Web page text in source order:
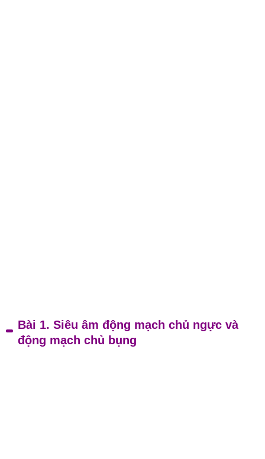
Bài 1. Siêu âm động mạch chủ ngực và
động mạch chủ bụng